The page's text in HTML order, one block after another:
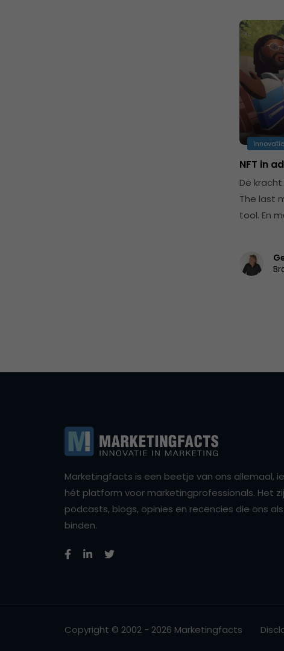
Innovatie
NFT in
De
The last
tool. En
Marketingfacts is een beetje van ons allemaal,
hét platform voor marketingprofessionals. Het
podcasts, blogs, opinies en recencies die ons
binden.
Copyright © 2002 - 2026 Marketingfacts